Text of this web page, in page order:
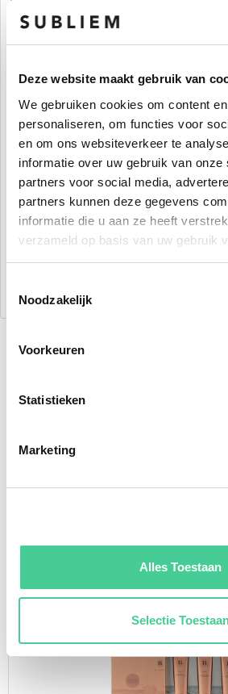
Deze website maakt gebruik van
We gebruiken cookies om content
personaliseren, om functies voor
en om ons websiteverkeer te
informatie over uw gebruik van onze
partners voor social media,
partners kunnen deze gegevens
informatie die u aan ze heeft
verzameld op basis van uw gebruik
Noodzakelijk
Voorkeuren
Statistieken
Marketing
Alles Toestaan
Selectie
haarverzorgingsoplossing en geniet
Gebruiksaanwijzing:
Verwen je haar en hoofdhuid met de
door gebruik te maken van onze
Aangepast aan jouw specifieke
Na het wassen, maak je je haar
Verdeel onze Final Finish
hoofdhuid en haar.
Laat het 2 à 3 minuten intrekken
hydratatie en verzorging.
Spoel vervolgens grondig uit.